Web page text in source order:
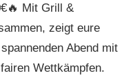
Mit Grill &
zeigt eure
Abend mit
Wettkämpfen.